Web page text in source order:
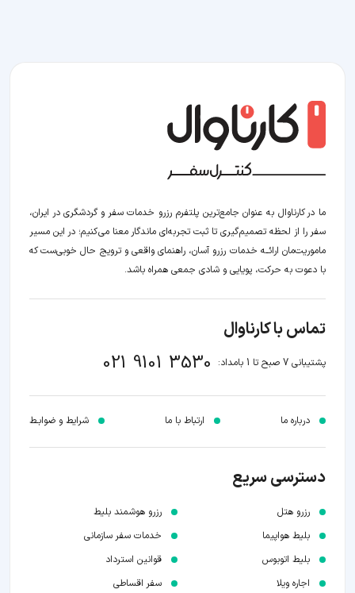
ما در کارناوال به عنوان جامع‌ترین پلتفرم رزرو خدمات سفر و گردشگری در ایران،
سفر را از لحظه‌ تصمیم‌گیری تا ثبت تجربه‌ای ماندگار معنا می‌کنیم؛ در این مسیر‍
ماموریت‌مان اراﺋــﻪ خدمات رزرو آسان، راهنمای واقعی و ترویج حال خوبی‌ست که
با دعوت به حرکت، پویایی و شادی جمعی همراه باشد.
تماس با کارناوال
پشتیبانی 7 صبح تا 1 بامداد: 021 9101 3530
درباره ما ارتباط با ما شرایط و ضوابـط
دسترسی سریع
رزرو هتل
بلیط هواپیما
بلیط اتوبوس
اجاره ویلا
رزرو هوشمند بلیط
خدمات سفر سازمانی
قوانین استرداد
سفر اقساطی